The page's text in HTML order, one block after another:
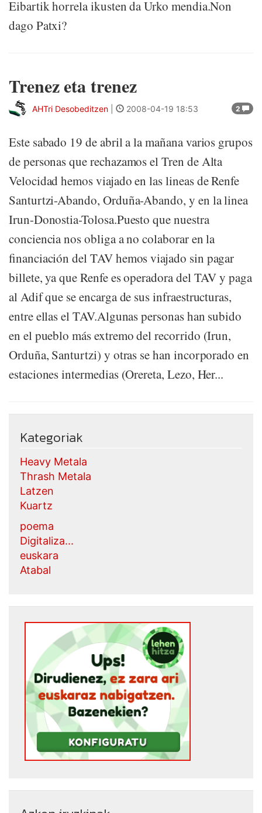
Eibartik horrela ikusten da Urko mendia.Non
dago Patxi?
Trenez eta trenez
2
AHTri Desobeditzen 2008-04-19 18:53
Este sabado 19 de abril a la mañana varios grupos
de personas que rechazamos el Tren de Alta
Velocidad hemos viajado en las lineas de Renfe
Santurtzi-Abando, Orduña-Abando, y en la linea
Irun-Donostia-Tolosa.Puesto que nuestra
conciencia nos obliga a no colaborar en la
financiación del TAV hemos viajado sin pagar
billete, ya que Renfe es operadora del TAV y paga
al Adif que se encarga de sus infraestructuras,
entre ellas el TAV.Algunas personas han subido
en el pueblo más extremo del recorrido (Irun,
Orduña, Santurtzi) y otras se han incorporado en
estaciones intermedias (Orereta, Lezo, Her...
Kategoriak
Heavy Metala
Thrash Metala
Latzen
Kuartz
poema
Digitaliza...
euskara
Atabal